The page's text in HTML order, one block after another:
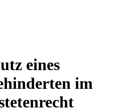
eines
im